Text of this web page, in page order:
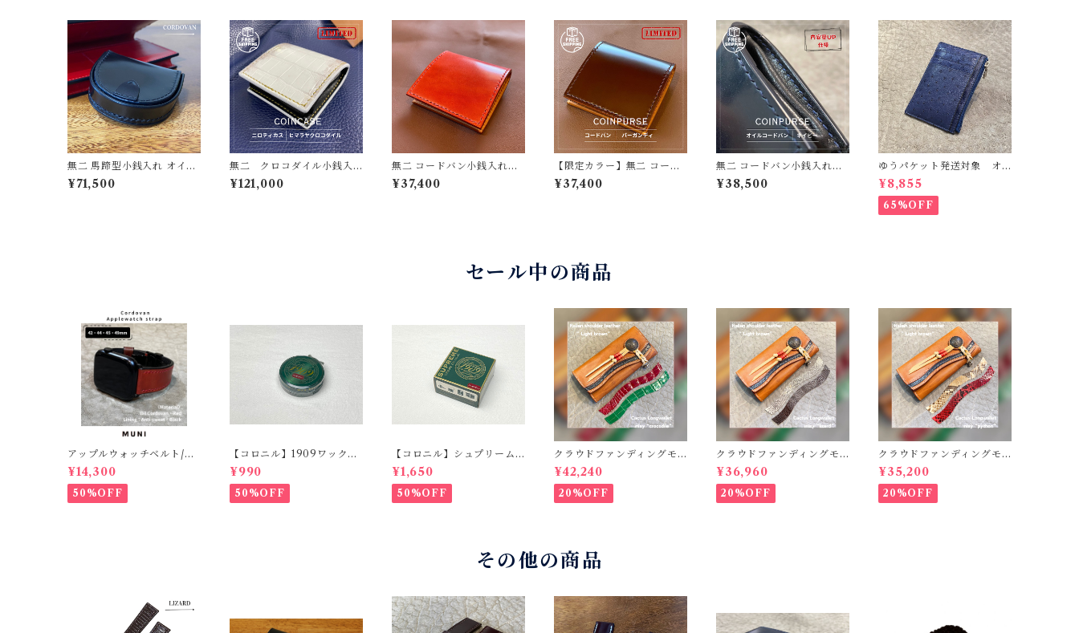
無二 馬蹄型小銭入れ オイル
コードバン・ブラック×イタ
リーショルダーレザー・レ
¥71,500
無二 クロコダイル小銭入
れ ヒマラヤ・マット×牛革
ブラック＆金箔リザード使
¥121,000
無二 コードバン小銭入れ
オイルコードバン・レッド×
ベージュ コインケース
¥37,400
【限定カラー】無二 コード
バン小銭入れ 顔料コード
バン・バーガンディ×ベージ
¥37,400
無二 コードバン小銭入れ
（マチ高UP）オイルコード
バン・ネイビー×ブラック
¥38,500
ゆうパケット発送対象 オ
ーストリッチ ネイビー
フラグメントケース コイ
ンケース カードケース
小銭入れ 日本製 サンプ
¥8,855
65%OFF
セール中の商品
アップルウォッチベルト/オ
イルコードバン・レッド・
フラット（For 42/44/45/4
9mm）時計バンド
¥14,300
50%OFF
【コロニル】1909ワックス
ポリッシュ バーガンディ
（革靴用）
¥990
50%OFF
【コロニル】シュプリーム
クリームDX バーガンディ
¥1,650
50%OFF
クラウドファンディングモ
デル！Cactus・カクタス
ロングウォレット（CWBL-
03）インレイ・クロコダイ
ル × イタリアンショルダー
¥42,240
20%OFF
クラウドファンディングモ
デル！Cactus・カクタス
ロングウォレット（CWBL-
03）インレイ・リザード ×
イタリアンショルダーレザ
¥36,960
20%OFF
クラウドファンディングモ
デル！Cactus・カクタス
ロングウォレット（CWBL-
03）インレイ・パイソン ×
イタリアンショルダーレザ
¥35,200
20%OFF
その他の商品